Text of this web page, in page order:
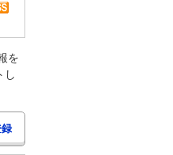
を
し